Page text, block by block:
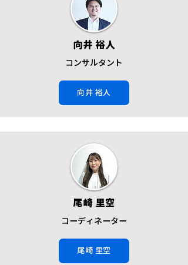
向井 裕人
コンサルタント
向井 裕人
尾崎 里空
コーディネーター
尾崎 里空